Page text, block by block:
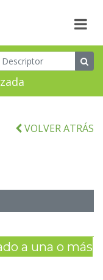
VOLVER ATRÁS
a una o más